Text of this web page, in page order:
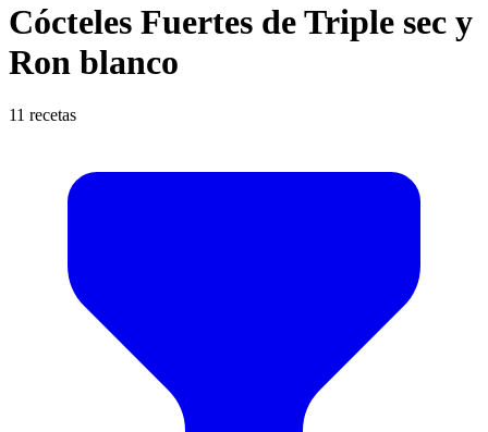
Cócteles Fuertes de Triple sec y
Ron blanco
11 recetas